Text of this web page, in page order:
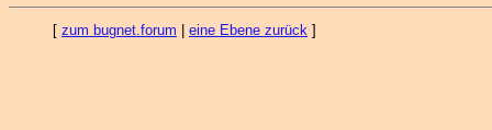
[ zum bugnet.forum eine Ebene zurück ]